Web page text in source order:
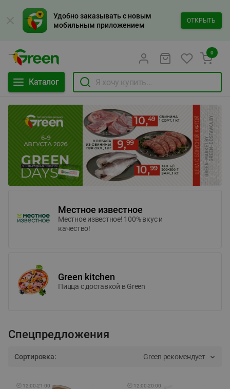
Удобно заказывать с новым
мобильным приложением
ОТКРЫТЬ
Каталог
0
Местное известное
Местное известное! 100% вкус и
качество!
Green kitchen
Пицца c доставкой в Green
Спецпредложения
Сортировка: Green рекомендует
🕘 12:00-21:00 🕘 12:00-20:00